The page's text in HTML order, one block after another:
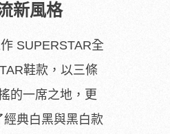
新風格
SUPERSTAR全
鞋款，以三條
的一席之地， 更
典白黑與黑白款